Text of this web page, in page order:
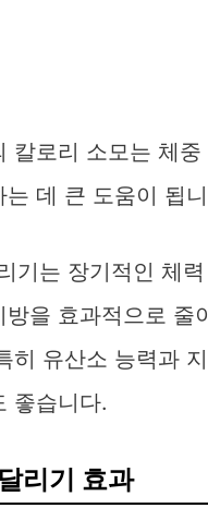
칼로리 소모는 체
는 데 큰 도움이 됩
기는 장기적인 체
방을 효과적으로 줄
히 유산소 능력과
좋습니다.
리기 효과